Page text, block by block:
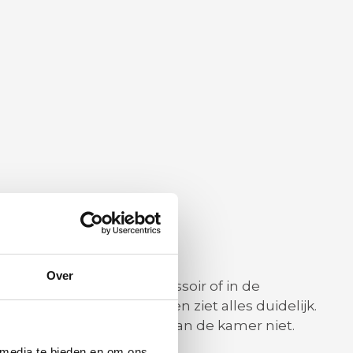
Over
bijvoorbeeld op een dressoir of in de
er een boek of krant bij en ziet alles duidelijk.
en stoort de rest van de kamer niet.